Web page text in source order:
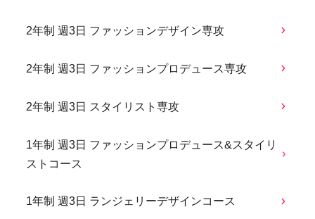
2年制 週3日 ファッションデザイン専攻
2年制 週3日 ファッションプロデュース専攻
2年制 週3日 スタイリスト専攻
1年制 週3日 ファッションプロデュース&スタイリ
ストコース
1年制 週3日 ランジェリーデザインコース